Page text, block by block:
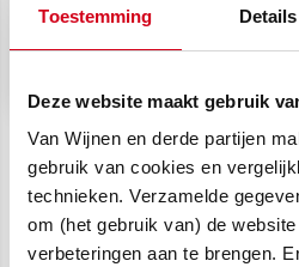
Toestemming Details
Deze website maakt gebruik
Van Wijnen en derde partijen
gebruik van cookies en
technieken. Verzamelde
om (het gebruik van) de
verbeteringen aan te brengen.
impuls krijgt en dat er
woningen, ook in het
toegevoegd worden.